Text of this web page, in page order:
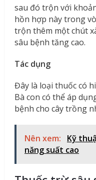
sau đó trộn với
hồn hợp này trong
trộn thêm một chút
sâu bệnh tăng cao.
Tác dụng
Đây là loại thuốc có
Bà con có thể áp
bệnh cho cây trồng
Nên xem:
Kỹ
năng suất cao